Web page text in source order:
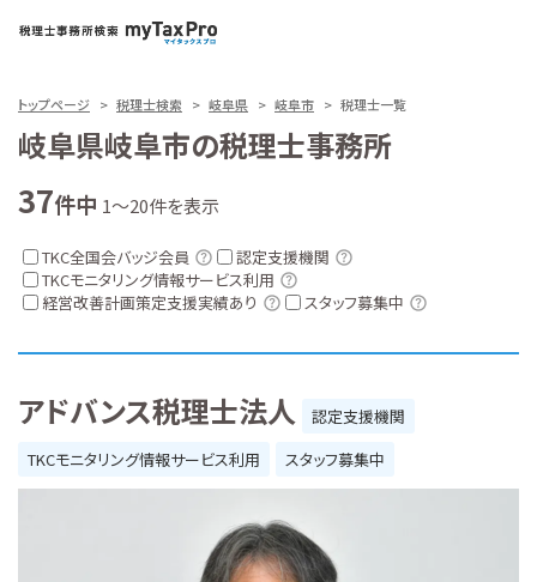
トップページ 税理士検索 岐阜県 岐阜市 税理士一覧
岐阜県岐阜市の税理士事務所
37件中 1～20件を表示
TKC全国会バッジ会員
認定支援機関
TKCモニタリング情報サービス利用
経営改善計画策定支援実績あり
スタッフ募集中
アドバンス税理士法人
認定支援機関
TKCモニタリング情報サービス利用
スタッフ募集中